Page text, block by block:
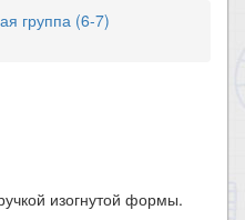
группа (6-7)
изогнутой формы.